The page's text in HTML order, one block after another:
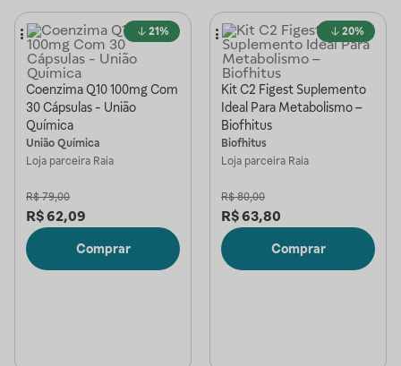
21%
Coenzima Q10 100mg Com
30 Cápsulas - União
Química
União Química
Loja parceira Raia
R$ 79,00
R$62,09
Comprar
20%
Kit C2 Figest Suplemento
Ideal Para Metabolismo –
Biofhitus
Biofhitus
Loja parceira Raia
R$ 80,00
R$63,80
Comprar